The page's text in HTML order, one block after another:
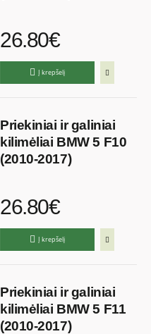
26.80€
Į krepšelį
Priekiniai ir galiniai
kilimėliai BMW 5 F10
(2010-2017)
26.80€
Į krepšelį
Priekiniai ir galiniai
kilimėliai BMW 5 F11
(2010-2017)